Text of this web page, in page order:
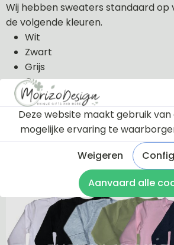
Wij hebben sweaters standaard op
de volgende kleuren.
Wit
Zwart
Grijs
Groen
Licht roze
Donker blauw
De sweaters kunnen wij in de
voorraad leveren: 56, 62, 68, 74, 80,
De sweaters zijn van 100% katoen
Deze website maakt gebruik
mogelijke ervaring te
Weigeren
Aanvaard alle